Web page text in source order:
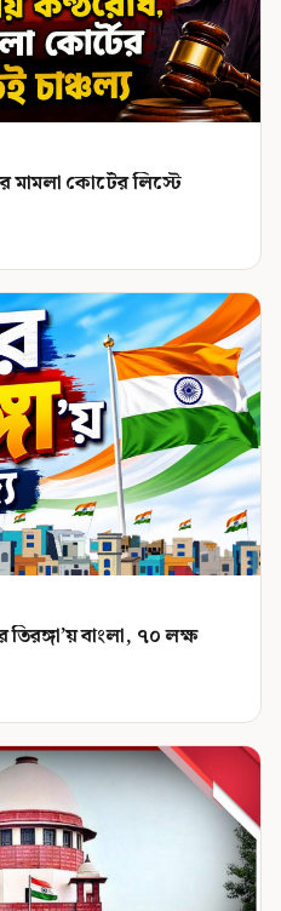
কোর্টের লিস্টে
তিরঙ্গা’য় বাংলা, ৭০ লক্ষ